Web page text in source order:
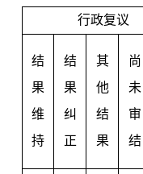
行政复议
结
果
维
持
结
果
纠
正
其
他
结
果
尚
未
审
结